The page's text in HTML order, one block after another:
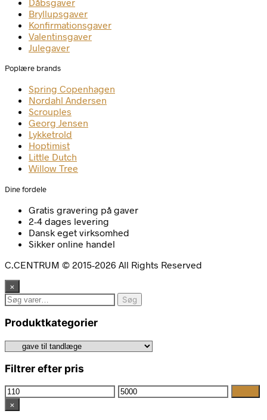
Bryllupsgaver
Konfirmationsgaver
Valentinsgaver
Julegaver
Poplære brands
Spring Copenhagen
Nordahl Andersen
Scrouples
Georg Jensen
Lykketrold
Hoptimist
Little Dutch
Willow Tree
Dine fordele
Gratis gravering på gaver
2-4 dages levering
Dansk eget virksomhed
Sikker online handel
C.CENTRUM © 2015-2026 All Rights Reserved
×
Søg
efter:
Søg
Produktkategorier
Filtrer efter pris
Mindste
pris
Højeste
×